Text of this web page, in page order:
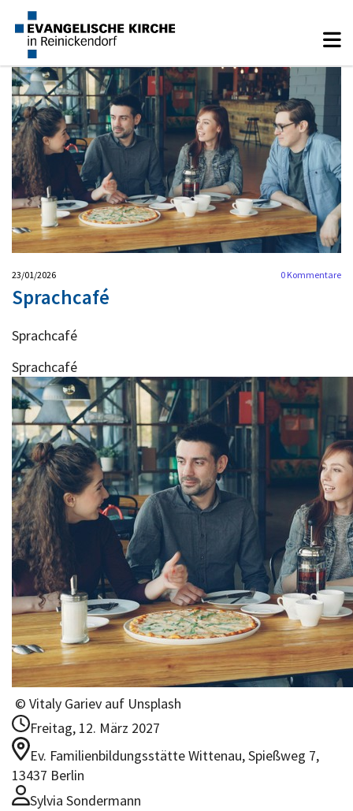
23/01/2026 0 Kommentare
Sprachcafé
Sprachcafé
Sprachcafé
© Vitaly Gariev auf Unsplash
Freitag, 12. März 2027
Ev. Familienbildungsstätte Wittenau, Spießweg 7,
13437 Berlin
Sylvia Sondermann